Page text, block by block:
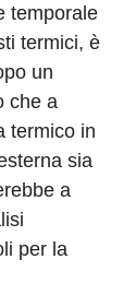
temporale
termici, è
un
che a
termico in
sia
a
per la